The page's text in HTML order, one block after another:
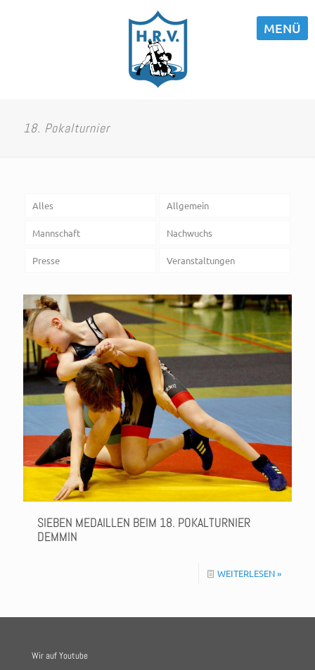
MENÜ
18. Pokalturnier
Alles Allgemein
Mannschaft Nachwuchs
Presse Veranstaltungen
SIEBEN MEDAILLEN BEIM 18. POKALTURNIER
DEMMIN
WEITERLESEN »
Wir auf Youtube